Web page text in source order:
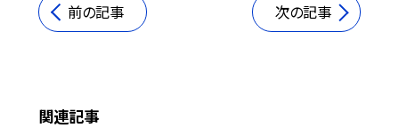
前の記事 次の記事
関連記事